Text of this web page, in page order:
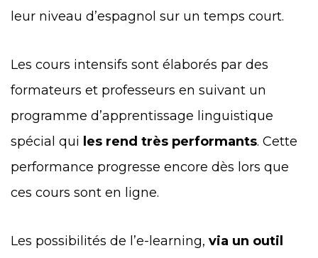
leur niveau d’espagnol sur un temps court.
Les cours intensifs sont élaborés par des
formateurs et professeurs en suivant un
programme d’apprentissage linguistique
spécial qui les rend très performants. Cette
performance progresse encore dès lors que
ces cours sont en ligne.
Les possibilités de l’e-learning, via un outil